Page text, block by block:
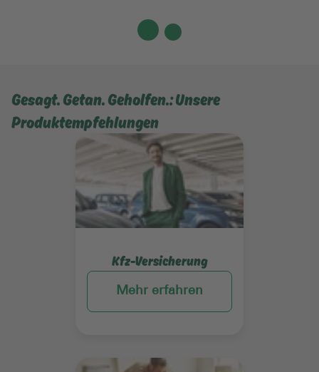
Gesagt. Getan. Geholfen.: Unsere
Produktempfehlungen
Kfz-Versicherung
Mehr erfahren
Mehr erfahren
Mehr erfahren